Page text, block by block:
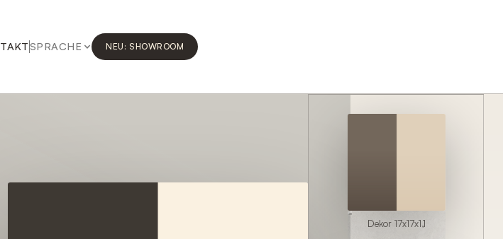
SPRACHE NEU: SHOWROOM
Dekor 17x17x1,1